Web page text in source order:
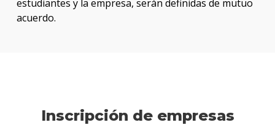
estudiantes y la empresa, serán definidas de mutuo
acuerdo.
Inscripción de empresas